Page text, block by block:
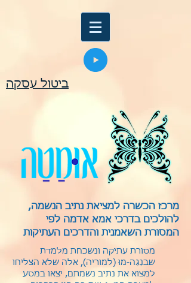
ביטול עסקה
מרכז הכשרה למציאת נתיב הנשמה,
להולכים בדרכי אמא אדמה לפי
המסורת השאמנית והדרכים העתיקות
מסורת עתיקה ונשכחת מלמדת
שבנַגַה-מוּ (למוריה), אלה שלא הצליחו
למצוא את נתיב נשמתם, יצאו במסע